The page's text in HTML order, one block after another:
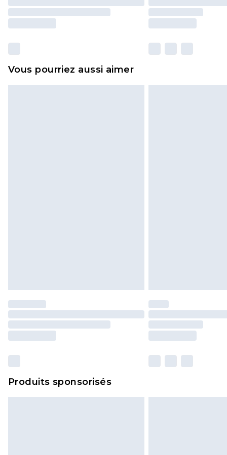
Vous pourriez aussi aimer
Produits sponsorisés